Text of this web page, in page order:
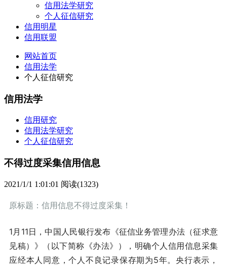
信用法学研究
个人征信研究
信用明星
信用联盟
网站首页
信用法学
个人征信研究
信用法学
信用研究
信用法学研究
个人征信研究
不得过度采集信用信息
2021/1/1 1:01:01 阅读(1323)
原标题：信用信息不得过度采集！
1月11日，中国人民银行发布《征信业务管理办法（征求意
见稿）》（以下简称《办法》），明确个人信用信息采集
应经本人同意，个人不良记录保存期为5年。央行表示，